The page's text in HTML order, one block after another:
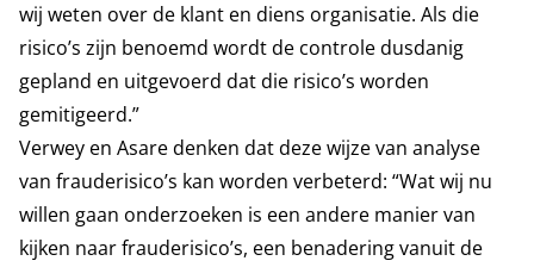
wij weten over de klant en diens organisatie. Als die
risico’s zijn benoemd wordt de controle dusdanig
gepland en uitgevoerd dat die risico’s worden
gemitigeerd.”
Verwey en Asare denken dat deze wijze van analyse
van frauderisico’s kan worden verbeterd: “Wat wij nu
willen gaan onderzoeken is een andere manier van
kijken naar frauderisico’s, een benadering vanuit de